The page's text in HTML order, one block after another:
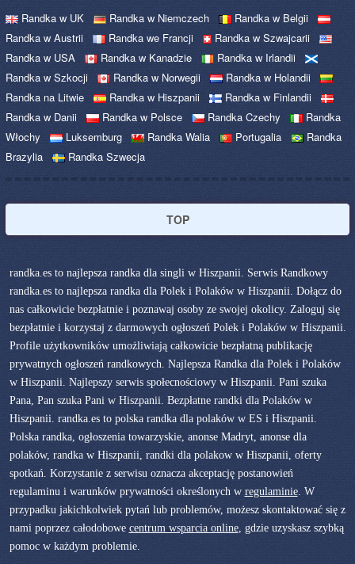
Randka w UK Randka w Niemczech
Randka w Belgii
Randka w Austrii
Randka we Francji
Randka w Szwajcarii
Randka w USA
Randka w Kanadzie
Randka w Irlandii
Randka w Szkocji
Randka w Norwegii
Randka w Holandii
Randka na Litwie
Randka w Hiszpanii
Randka w Finlandii
Randka w Danii
Randka w Polsce Randka Czechy
Randka
Włochy
Luksemburg Randka Walia Portugalia
Randka
Brazylia
Randka Szwecja
TOP
randka.es to najlepsza randka dla singli w Hiszpanii. Serwis Randkowy
randka.es to najlepsza randka dla Polek i Polaków w Hiszpanii. Dołącz do
nas całkowicie bezpłatnie i poznawaj osoby ze swojej okolicy. Zaloguj się
bezpłatnie i korzystaj z darmowych ogłoszeń Polek i Polaków w Hiszpanii.
Profile użytkowników umożliwiają całkowicie bezpłatną publikację
prywatnych ogłoszeń randkowych. Najlepsza Randka dla Polek i Polaków
w Hiszpanii. Najlepszy serwis społecnościowy w Hiszpanii. Pani szuka
Pana, Pan szuka Pani w Hiszpanii. Bezpłatne randki dla Polaków w
Hiszpanii. randka.es to polska randka dla polaków w ES i Hiszpanii.
Polska randka, ogłoszenia towarzyskie, anonse Madryt, anonse dla
polaków, randka w Hiszpanii, randki dla polakow w Hiszpanii, oferty
spotkań. Korzystanie z serwisu oznacza akceptację postanowień
regulaminu i warunków prywatności określonych w regulaminie. W
przypadku jakichkolwiek pytań lub problemów, możesz skontaktować się z
nami poprzez całodobowe centrum wsparcia online, gdzie uzyskasz szybką
pomoc w każdym problemie.